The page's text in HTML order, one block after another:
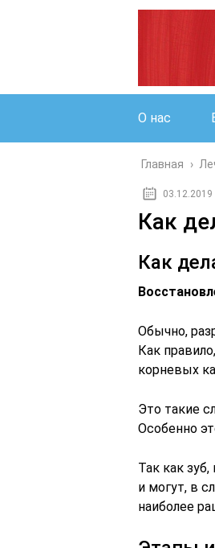
О нас
Главная ›
03.12.2019
Как
Как
Обычно,
Как
корневых
Это такие
Особенно
Так как
и могут, в
наиболее